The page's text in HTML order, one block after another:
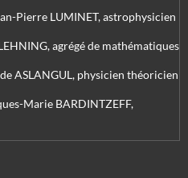
Pierre LUMINET, astrophysicien
agrégé de mathématiques
ASLANGUL, physicien théoricien
Marie BARDINTZEFF,